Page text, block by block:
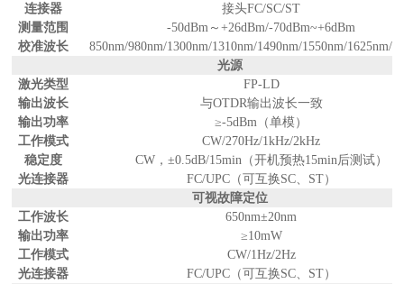
连接器
接头FC/SC/ST
测量范围
-50dBm ～+26dBm/-70dBm~+6dBm
校准波长
850nm/980nm/1300nm/1310nm/1490nm/1550nm/1625nm/
光源
激光类型
FP-LD
输出波长
与OTDR输出波长一致
输出功率
≥-5dBm （单模）
工作模式
CW/270Hz/1kHz/2kHz
稳定度
CW，±0.5dB/15min （开机预热15min 后测试）
光连接器
FC/UPC（可互换SC、 ST）
可视故障定位
工作波长
650nm±20nm
输出功率
≥10mW
工作模式
CW/1Hz/2Hz
光连接器
FC/UPC（可互换SC、 ST）